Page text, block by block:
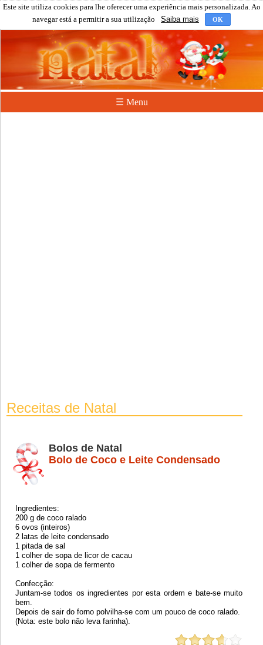
Este site utiliza cookies para lhe oferecer uma experiência mais personalizada. Ao
navegar está a permitir a sua utilização
Saiba mais OK
☰ Menu
Receitas de Natal
Bolos de Natal
Bolo de Coco e Leite Condensado
Ingredientes:
200 g de coco ralado
6 ovos (inteiros)
2 latas de leite condensado
1 pitada de sal
1 colher de sopa de licor de cacau
1 colher de sopa de fermento
Confecção:
Juntam-se todos os ingredientes por esta ordem e bate-se muito
bem.
Depois de sair do forno polvilha-se com um pouco de coco ralado.
(Nota: este bolo não leva farinha).